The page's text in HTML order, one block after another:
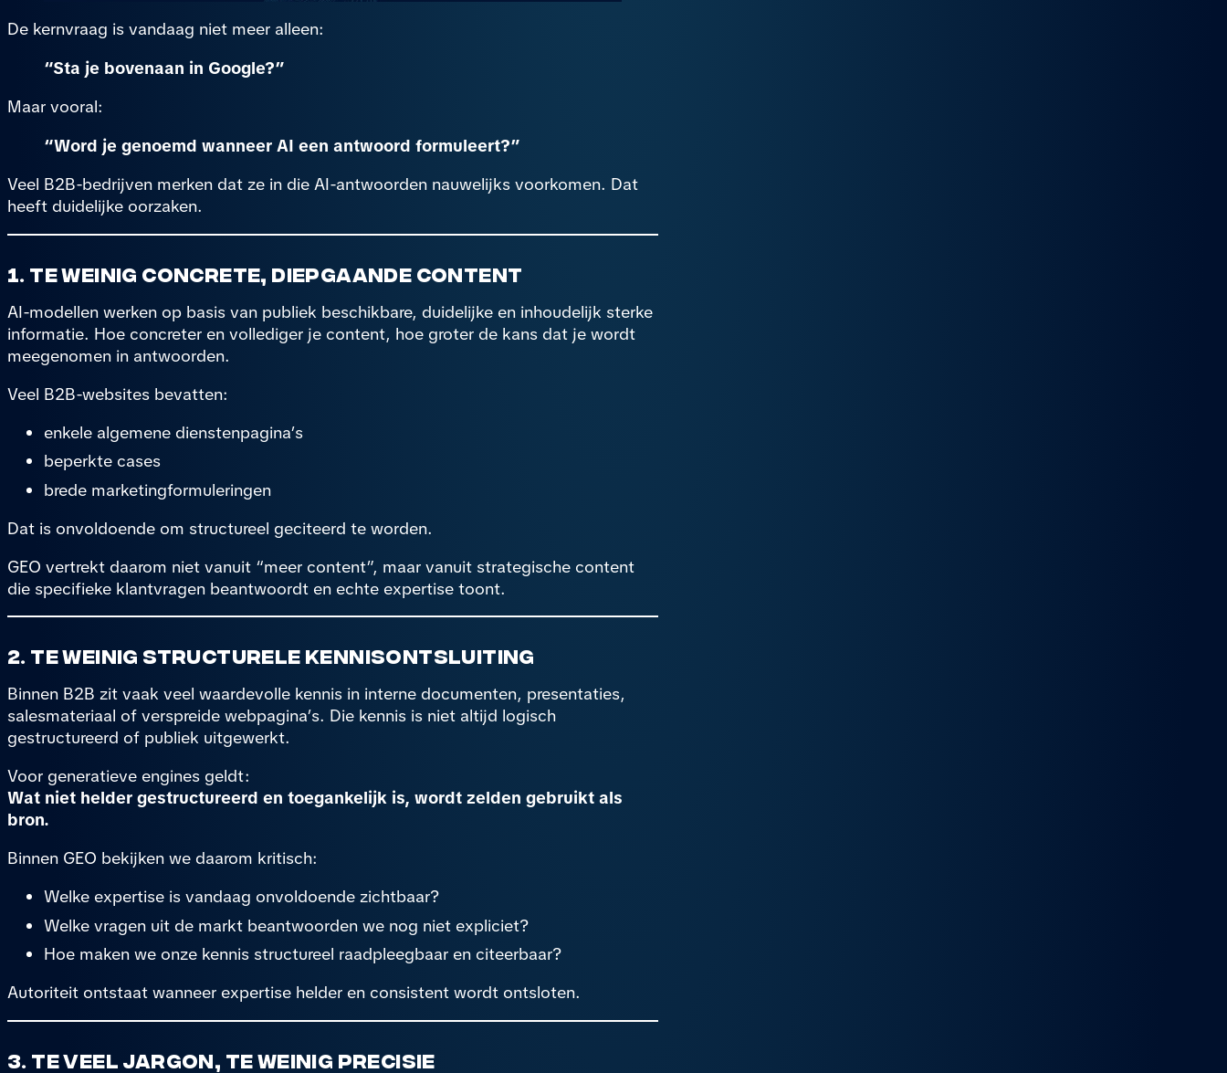
De kernvraag is vandaag niet meer alleen:
“Sta je bovenaan in Google?”
Maar vooral:
“Word je genoemd wanneer AI een antwoord formuleert?”
Veel B2B-bedrijven merken dat ze in die AI-antwoorden nauwelijks voorkomen. Dat
heeft duidelijke oorzaken.
1. Te weinig concrete, diepgaande content
AI-modellen werken op basis van publiek beschikbare, duidelijke en inhoudelijk sterke
informatie. Hoe concreter en vollediger je content, hoe groter de kans dat je wordt
meegenomen in antwoorden.
Veel B2B-websites bevatten:
enkele algemene dienstenpagina’s
beperkte cases
brede marketingformuleringen
Dat is onvoldoende om structureel geciteerd te worden.
GEO vertrekt daarom niet vanuit “meer content”, maar vanuit strategische content
die specifieke klantvragen beantwoordt en echte expertise toont.
2. Te weinig structurele kennisontsluiting
Binnen B2B zit vaak veel waardevolle kennis in interne documenten, presentaties,
salesmateriaal of verspreide webpagina’s. Die kennis is niet altijd logisch
gestructureerd of publiek uitgewerkt.
Voor generatieve engines geldt:
Wat niet helder gestructureerd en toegankelijk is, wordt zelden gebruikt als
bron.
Binnen GEO bekijken we daarom kritisch:
Welke expertise is vandaag onvoldoende zichtbaar?
Welke vragen uit de markt beantwoorden we nog niet expliciet?
Hoe maken we onze kennis structureel raadpleegbaar en citeerbaar?
Autoriteit ontstaat wanneer expertise helder en consistent wordt ontsloten.
3. Te veel jargon, te weinig precisie